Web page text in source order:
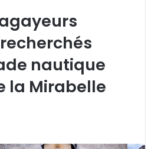
nautique
la Mirabelle